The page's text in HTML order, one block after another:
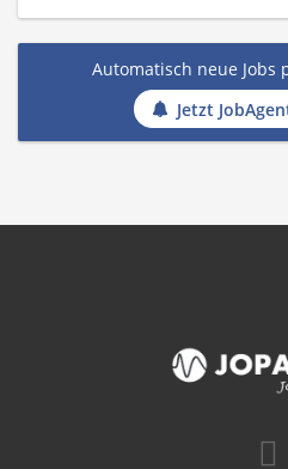
Automatisch neue Jobs
Jetzt